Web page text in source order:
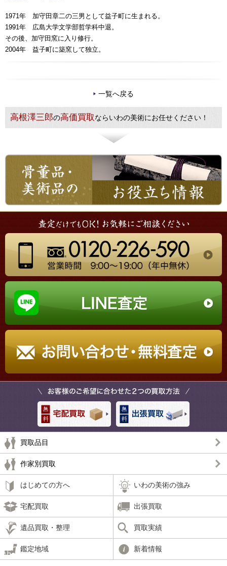
1971年 加守田章二の三男として益子町に生まれる。
1991年 広島大学文学部哲学科中退。
その後、加守田窯に入り修行。
2004年 益子町に築窯して独立。
一覧へ戻る
高根澤三郎の高価買取ならいわの美術にお任せください！
買取品目
作家別買取
はじめての方へ いわの美術の強み
宅配買取 出張買取
遺品買取・整理 買取実績
鑑定地域 新着情報